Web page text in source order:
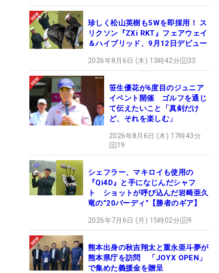
珍しく松山英樹も5Wを即採用！ ス
リクソン『ZXi RKT』フェアウェイ
＆ハイブリッド、9月12日デビュー
2026年8月6日 (木) 13時42分 33
笹生優花が6度目のジュニア
イベント開催 ゴルフを通じ
て伝えたいこと「真剣だけ
ど、それを楽しむ」
2026年8月6日 (木) 17時43分
19
シェフラー、マキロイも使用の
『Qi4D』と手になじんだシャフ
ト ショットが呼び込んだ岩﨑亜久
竜の“20バーディ”【勝者のギア】
2026年7月6日 (月) 15時02分 9
熊本出身の秋吉翔太と重永亜斗夢が
熊本県庁を訪問 「JOYX OPEN」
で集めた義援金を贈呈